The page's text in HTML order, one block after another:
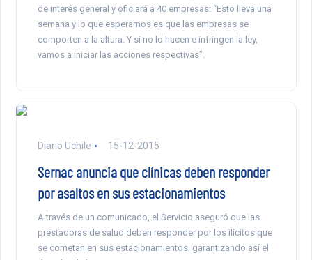
de interés general y oficiará a 40 empresas: “Esto lleva una
semana y lo que esperamos es que las empresas se
comporten a la altura. Y si no lo hacen e infringen la ley,
vamos a iniciar las acciones respectivas”.
Diario Uchile 15-12-2015
Sernac anuncia que clínicas deben responder
por asaltos en sus estacionamientos
A través de un comunicado, el Servicio aseguró que las
prestadoras de salud deben responder por los ilícitos que
se cometan en sus estacionamientos, garantizando así el